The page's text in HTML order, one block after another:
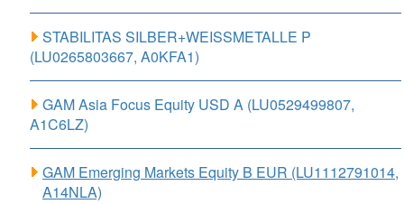
STABILITAS SILBER+WEISSMETALLE P
(LU0265803667, A0KFA1)
GAM Asia Focus Equity USD A (LU0529499807,
A1C6LZ)
GAM Emerging Markets Equity B EUR (LU1112791014,
A14NLA)